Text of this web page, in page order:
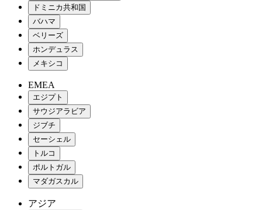
ドミニカ共和国
バハマ
ベリーズ
ホンデュラス
メキシコ
EMEA
エジプト
サウジアラビア
ジブチ
セーシェル
トルコ
ポルトガル
マダガスカル
アジア